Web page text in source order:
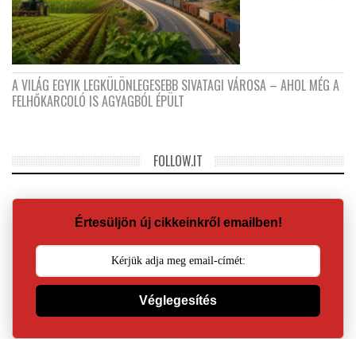
A VILÁG EGYIK LEGKÜLÖNLEGESEBB SIVATAGI VÁROSA – AHOL MÉG A
FELHŐKARCOLÓ IS AGYAGBÓL ÉPÜLT
FOLLOW.IT
Értesüljön új cikkeinkről emailben!
Véglegesítés